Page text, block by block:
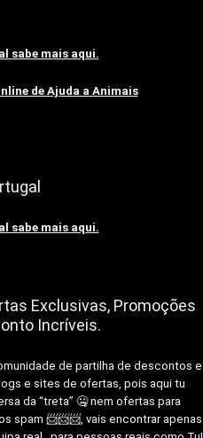
sabe mais aqui.
de Ajuda a Animais
sabe mais aqui.
Exclusivas, Promoções
Incríveis.
de partilha de descontos e
e sites de ofertas, pois aqui tu
da “treta” 🤐 nem ofertas para
spam 📨📨📨, vais encontrar apenas